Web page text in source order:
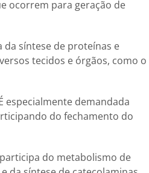
ocorrem para geração de
da síntese de proteínas e
tecidos e órgãos, como o
especialmente demandada
do fechamento do
do metabolismo de